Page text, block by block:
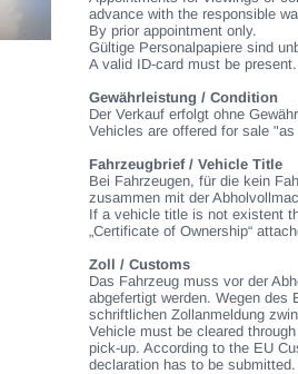
advance with the responsible
By prior appointment only.
Gültige Personalpapiere sind
A valid ID-card must be present.
Gewährleistung / Condition
Der Verkauf erfolgt ohne
Vehicles are offered for sale
Fahrzeugbrief / Vehicle Title
Bei Fahrzeugen, für die kein
zusammen mit der
If a vehicle title is not existent
„Certificate of Ownership“
Zoll / Customs
Das Fahrzeug muss vor der
abgefertigt werden. Wegen des
schriftlichen Zollanmeldung
Vehicle must be cleared
pick-up. According to the EU
declaration has to be submitted.